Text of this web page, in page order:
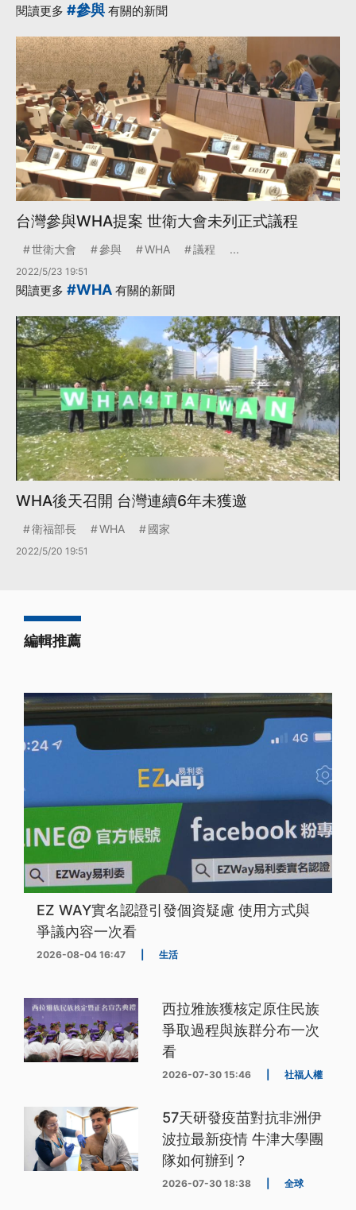
閱讀更多 #參與 有關的新聞
台灣參與WHA提案 世衛大會未列正式議程
世衛大會 參與 WHA 議程 ...
2022/5/23 19:51
閱讀更多 #WHA 有關的新聞
WHA後天召開 台灣連續6年未獲邀
衛福部長 WHA 國家
2022/5/20 19:51
編輯推薦
EZ WAY實名認證引發個資疑慮 使用方式與
爭議內容一次看
2026-08-04 16:47 生活
西拉雅族獲核定原住民族
爭取過程與族群分布一次
看
2026-07-30 15:46 社福人權
57天研發疫苗對抗非洲伊
波拉最新疫情 牛津大學團
隊如何辦到？
2026-07-30 18:38 全球